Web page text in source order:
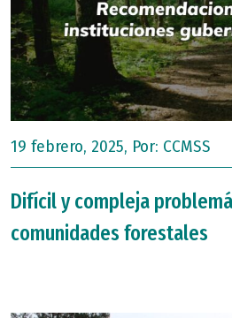
19 febrero, 2025, Por: CCMSS
Difícil y compleja
comunidades forestales